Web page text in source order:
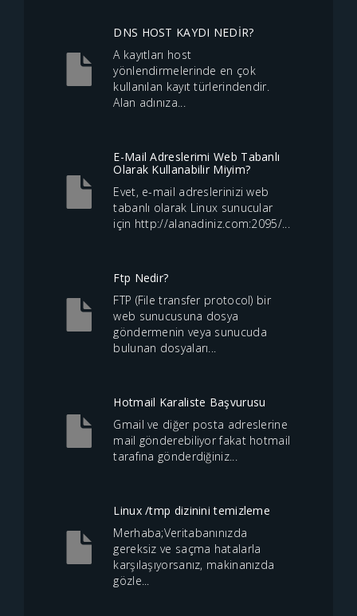
DNS HOST KAYDI NEDİR?
A kayıtları host
yönlendirmelerinde en çok
kullanılan kayıt türlerindendir.
Alan adınıza...
E-Mail Adreslerimi Web Tabanlı
Olarak Kullanabilir Miyim?
Evet, e-mail adreslerinizi web
tabanlı olarak Linux sunucular
için http://alanadiniz.com:2095/...
Ftp Nedir?
FTP (File transfer protocol) bir
web sunucusuna dosya
göndermenin veya sunucuda
bulunan dosyaları...
Hotmail Karaliste Başvurusu
Gmail ve diğer posta adreslerine
mail gönderebiliyor fakat hotmail
tarafına gönderdiğiniz...
Linux /tmp dizinini temizleme
Merhaba;Veritabanınızda
gereksiz ve saçma hatalarla
karşılaşıyorsanız, makinanızda
gözle...